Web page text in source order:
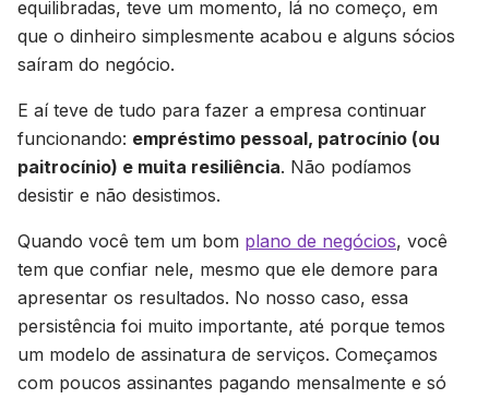
equilibradas, teve um momento, lá no começo, em
que o dinheiro simplesmente acabou e alguns sócios
saíram do negócio.
E aí teve de tudo para fazer a empresa continuar
funcionando: empréstimo pessoal, patrocínio (ou
paitrocínio) e muita resiliência. Não podíamos
desistir e não desistimos.
Quando você tem um bom plano de negócios, você
tem que confiar nele, mesmo que ele demore para
apresentar os resultados. No nosso caso, essa
persistência foi muito importante, até porque temos
um modelo de assinatura de serviços. Começamos
com poucos assinantes pagando mensalmente e só